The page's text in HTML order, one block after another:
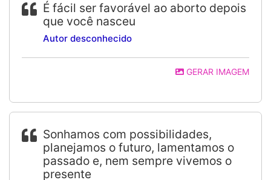
É fácil ser favorável ao aborto depois
que você nasceu
Autor desconhecido
GERAR IMAGEM
Sonhamos com possibilidades,
planejamos o futuro, lamentamos o
passado e, nem sempre vivemos o
presente